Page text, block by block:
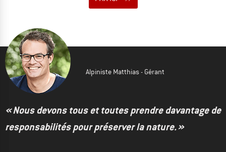
Alpiniste Matthias - Gérant
« Nous devons tous et toutes prendre davantage de
responsabilités pour préserver la nature. »